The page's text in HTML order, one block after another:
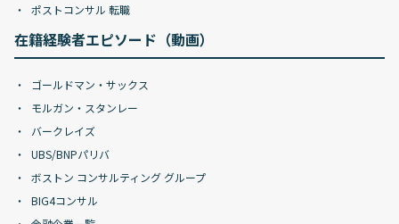
ポストコンサル 転職
在籍経験者エピソード（動画）
ゴールドマン・サックス
モルガン・スタンレー
バークレイズ
UBS/BNPパリバ
ボストン コンサルティング グループ
BIG4コンサル